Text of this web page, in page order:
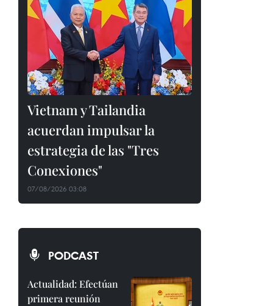
Vietnam y Tailandia
acuerdan impulsar la
estrategia de las "Tres
Conexiones"
07/08/2026 03:08
PODCAST
Actualidad: Efectúan
primera reunión